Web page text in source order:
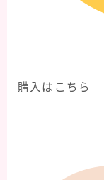
購入はこちら